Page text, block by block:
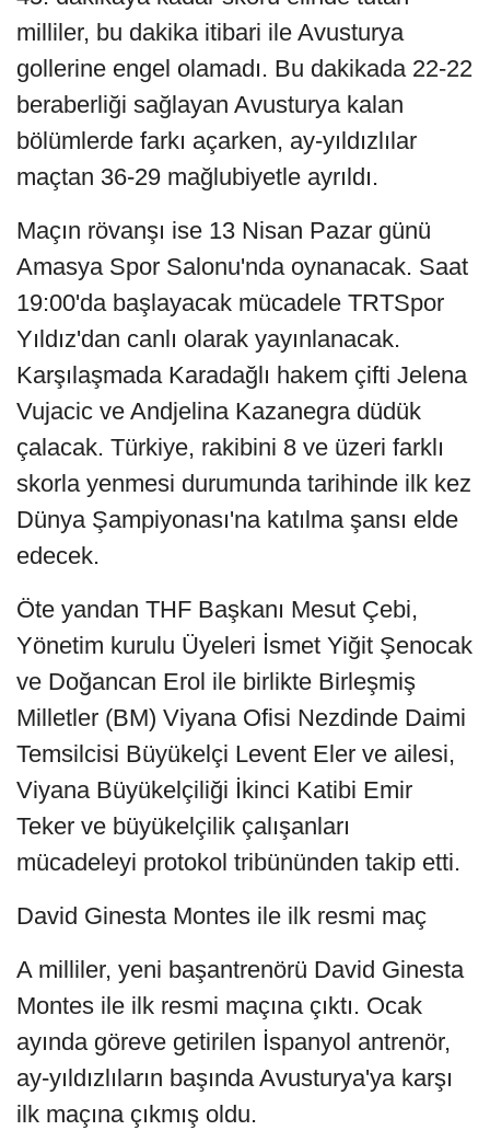
milliler, bu dakika itibari ile Avusturya
gollerine engel olamadı. Bu dakikada 22-22
beraberliği sağlayan Avusturya kalan
bölümlerde farkı açarken, ay-yıldızlılar
maçtan 36-29 mağlubiyetle ayrıldı.
Maçın rövanşı ise 13 Nisan Pazar günü
Amasya Spor Salonu'nda oynanacak. Saat
19:00'da başlayacak mücadele TRTSpor
Yıldız'dan canlı olarak yayınlanacak.
Karşılaşmada Karadağlı hakem çifti Jelena
Vujacic ve Andjelina Kazanegra düdük
çalacak. Türkiye, rakibini 8 ve üzeri farklı
skorla yenmesi durumunda tarihinde ilk kez
Dünya Şampiyonası'na katılma şansı elde
edecek.
Öte yandan THF Başkanı Mesut Çebi,
Yönetim kurulu Üyeleri İsmet Yiğit Şenocak
ve Doğancan Erol ile birlikte Birleşmiş
Milletler (BM) Viyana Ofisi Nezdinde Daimi
Temsilcisi Büyükelçi Levent Eler ve ailesi,
Viyana Büyükelçiliği İkinci Katibi Emir
Teker ve büyükelçilik çalışanları
mücadeleyi protokol tribününden takip etti.
David Ginesta Montes ile ilk resmi maç
A milliler, yeni başantrenörü David Ginesta
Montes ile ilk resmi maçına çıktı. Ocak
ayında göreve getirilen İspanyol antrenör,
ay-yıldızlıların başında Avusturya'ya karşı
ilk maçına çıkmış oldu.